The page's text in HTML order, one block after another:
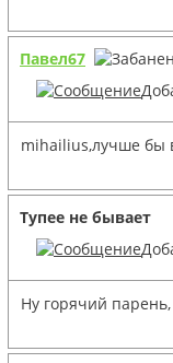
Павел67
mihailius,лучше бы
Тупее не бывает
Ну горячий